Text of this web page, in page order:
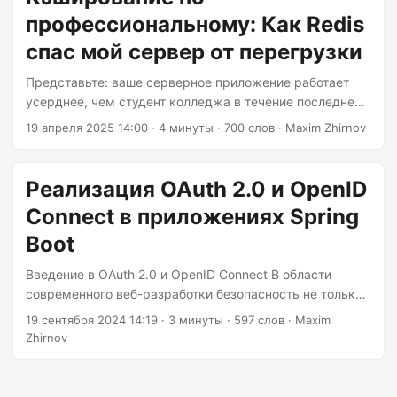
сообщения никогда не теряются (и никакие злые собаки
не преследуют наших курьеров). Сегодня мы создадим
надёжную систему обмена сообщениями, используя
RabbitMQ и Spring Boot, которая придаст вашим
приложениям устойчивость. Настройка нашей
«кроличьей колонии» с помощью Docker Сначала
создадим экземпляр RabbitMQ с помощью Docker
профессиональному: Как Redis
спас мой сервер от перегрузки
Представьте: ваше серверное приложение работает
усерднее, чем студент колледжа в течение последней
недели перед экзаменами. Запросы к базе данных
а ваша панель мониторинга похожа на неправильно
украшенную ёлку. Встречайте Redis — заряд бодрости,
который так нужен вашей системе. Позвольте мне
показать вам, как превратить ваше приложение из
«загрузки…» в «бум!» с помощью магии Redis. Зачем
вашей базе данных личный ассистент Современные
приложения требуют более быстрого отклика, чем
политик, избегающий вопросов....
19 апреля 2025 14:00 · 4 минуты · 700 слов · Maxim Zhirnov
Реализация OAuth 2.0 и OpenID
Connect в приложениях Spring
Boot
Введение в OAuth 2.0 и OpenID Connect В области
современного веб-разработки безопасность не только
необходимость, но и главная забота. С
распространением распределенных систем и
19 сентября 2024 14:19 · 3 минуты · 597 слов · Maxim
Zhirnov